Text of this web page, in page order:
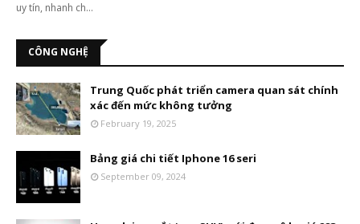
uy tín, nhanh ch…
CÔNG NGHỆ
Trung Quốc phát triển camera quan sát chính
xác đến mức không tưởng
February 19, 2025
Bảng giá chi tiết Iphone 16 seri
September 09, 2024